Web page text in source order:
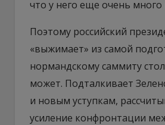
что у него еще очень
Поэтому российский
«выжимает» из самой
нормандскому саммиту
может. Подталкивает
и новым уступкам,
усиление конфронтации